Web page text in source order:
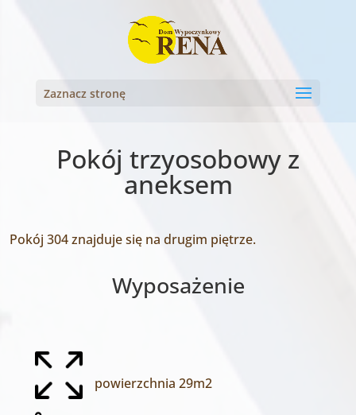
Zaznacz stronę
Pokój trzyosobowy z
aneksem
Pokój 304 znajduje się na drugim piętrze.
Wyposażenie
powierzchnia 29m2